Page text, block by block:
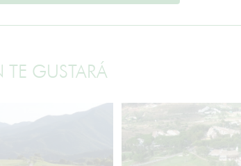
TE GUSTARÁ